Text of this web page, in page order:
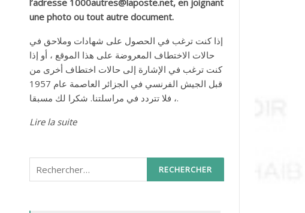
une photo ou tout autre document.
إذا كنت ترغب في الحصول على شهادات وملاحق في
حالات الاختطاف المعروضة على هذا الموقع ، أو إذا
كنت ترغب في الإشارة إلى حالات اختطاف أخرى من
قبل الجيش الفرنسي في الجزائر العاصمة عام 1957
، فلا تتردد في مراسلتنا. شكرا لك مسبقا.
Lire la suite
Rechercher :